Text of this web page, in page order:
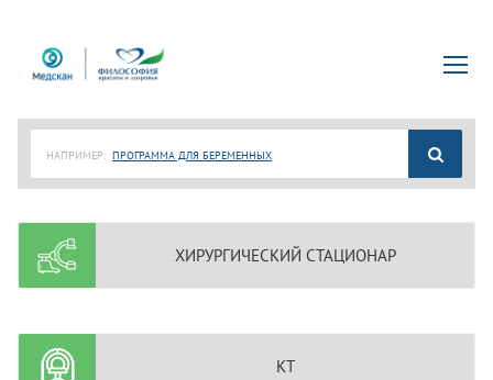
НАПРИМЕР: ПРОГРАММА ДЛЯ БЕРЕМЕННЫХ
ХИРУРГИЧЕСКИЙ СТАЦИОНАР
КТ